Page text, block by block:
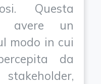
Questa
avere un
modo in cui
da